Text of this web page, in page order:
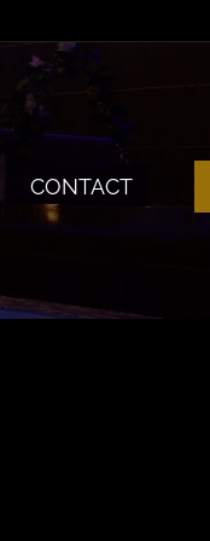
CONTACT